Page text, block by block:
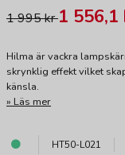
1 995 kr1 556,1
Hilma är vackra
skrynklig effekt vilket
känsla.
Läs mer
HT50-L021